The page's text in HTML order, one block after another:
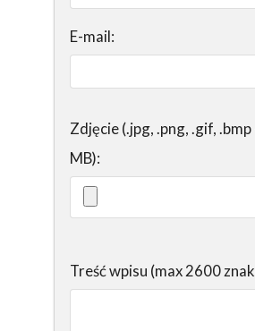
E-mail:
Zdjęcie (.jpg, .png, .gif, .bmp
MB):
Treść wpisu (max 2600